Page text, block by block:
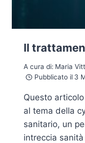
Il
A cura di: Maria
Pubblicato il 3
Questo
al tema della
sanitario, un
intreccia